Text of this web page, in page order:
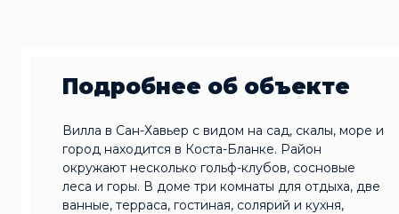
Подробнее об объекте
Вилла в Сан-Хавьер с видом на сад, скалы, море и
город находится в Коста-Бланке. Район
окружают несколько гольф-клубов, сосновые
леса и горы. В доме три комнаты для отдыха, две
ванные, терраса, гостиная, солярий и кухня,